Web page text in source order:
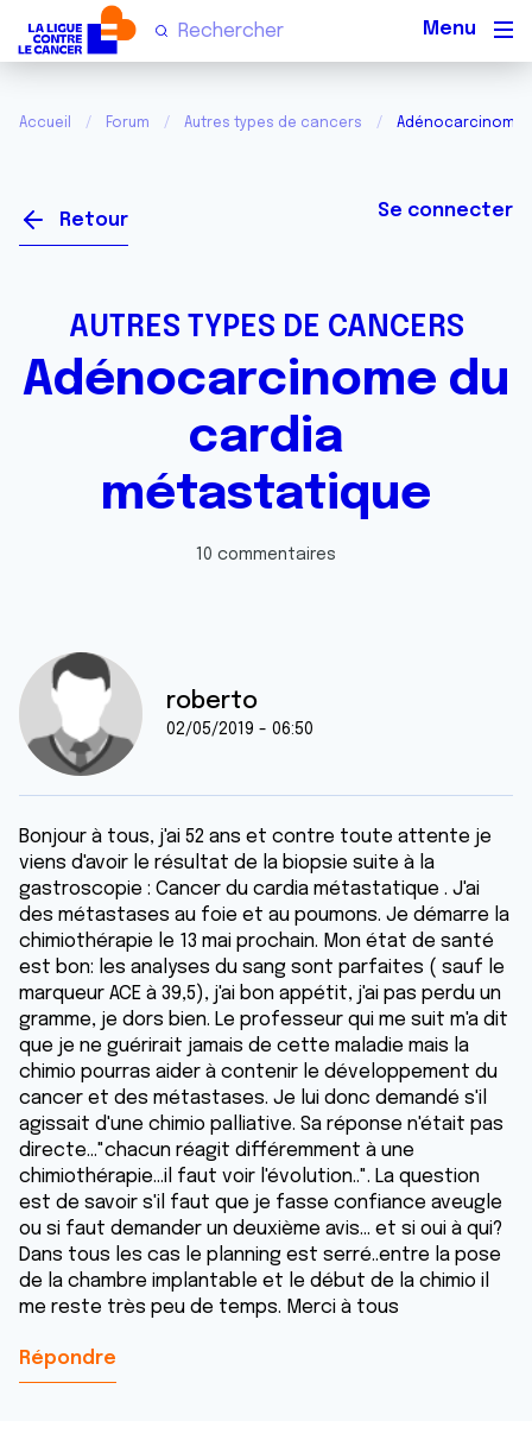
Accueil Forum Autres types de cancers Adénocarcinome
Retour Se connecter
AUTRES TYPES DE CANCERS
Adénocarcinome du
cardia
métastatique
10 commentaires
roberto
02/05/2019 - 06:50
Bonjour à tous, j'ai 52 ans et contre toute attente je
viens d'avoir le résultat de la biopsie suite à la
gastroscopie : Cancer du cardia métastatique . J'ai
des métastases au foie et au poumons. Je démarre la
chimiothérapie le 13 mai prochain. Mon état de santé
est bon: les analyses du sang sont parfaites ( sauf le
marqueur ACE à 39,5), j'ai bon appétit, j'ai pas perdu un
gramme, je dors bien. Le professeur qui me suit m'a dit
que je ne guérirait jamais de cette maladie mais la
chimio pourras aider à contenir le développement du
cancer et des métastases. Je lui donc demandé s'il
agissait d'une chimio palliative. Sa réponse n'était pas
directe..."chacun réagit différemment à une
chimiothérapie...il faut voir l'évolution..". La question
est de savoir s'il faut que je fasse confiance aveugle
ou si faut demander un deuxième avis... et si oui à qui?
Dans tous les cas le planning est serré..entre la pose
de la chambre implantable et le début de la chimio il
me reste très peu de temps. Merci à tous
Répondre